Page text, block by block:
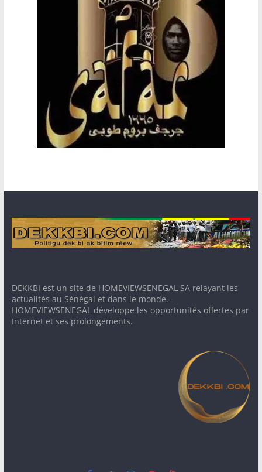
DEKKBI est un site de HOMEVIEWSENEGAL SA relayant les
actualités au Sénégal et dans le monde. -
HOMEVIEWSENEGAL développe les opportunités offertes par
Internet et ses prolongements.